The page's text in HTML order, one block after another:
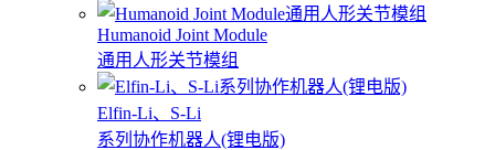
Humanoid Joint Module
通用人形关节模组
Elfin-Li、S-Li
系列协作机器人(锂电版)